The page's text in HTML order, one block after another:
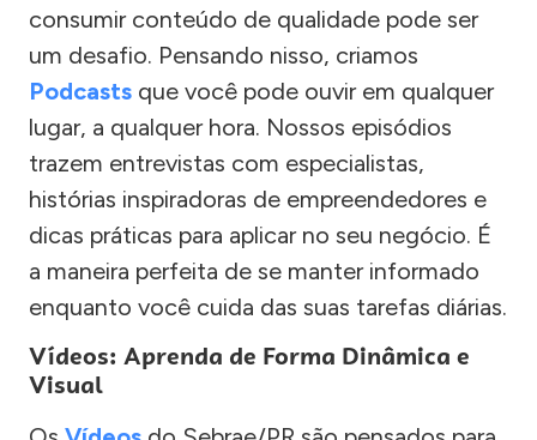
consumir conteúdo de qualidade pode ser
um desafio. Pensando nisso, criamos
Podcasts que você pode ouvir em qualquer
lugar, a qualquer hora. Nossos episódios
trazem entrevistas com especialistas,
histórias inspiradoras de empreendedores e
dicas práticas para aplicar no seu negócio. É
a maneira perfeita de se manter informado
enquanto você cuida das suas tarefas diárias.
Vídeos: Aprenda de Forma Dinâmica e
Visual